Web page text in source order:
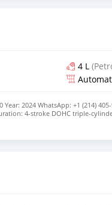
4 L
2024 WhatsApp: +1 (214)
4-stroke DOHC triple-
110 Torque: 105lb Transmission:
AWD/2WD Towing Capacity:
Ultimate Pursuit Camo